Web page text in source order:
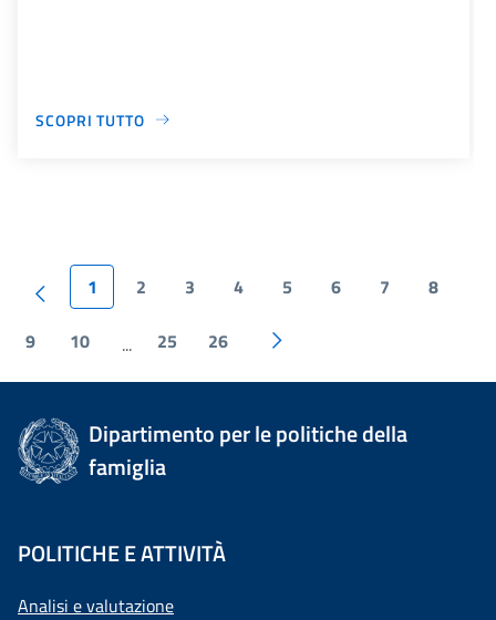
SCOPRI TUTTO
1 2 3 4 5 6 7 8
9 10 ... 25 26
Dipartimento per le politiche della
famiglia
POLITICHE E ATTIVITÀ
Analisi e valutazione